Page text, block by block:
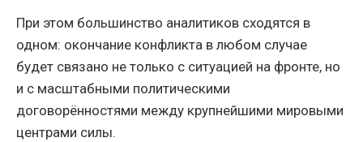
При этом большинство аналитиков сходятся в
одном: окончание конфликта в любом случае
будет связано не только с ситуацией на фронте, но
и с масштабными политическими
договорённостями между крупнейшими мировыми
центрами силы.